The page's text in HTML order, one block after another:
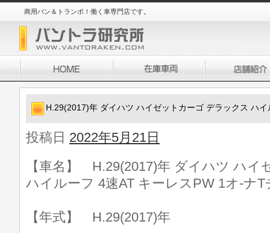
商用バン＆トランポ！働く車専門店です。
H.29(2017)年 ダイハツ ハイゼットカーゴ デラックス ハ
投稿日 2022年5月21日
【車名】 H.29(2017)年 ダイハツ ハイ
ハイルーフ 4速AT キーレスPW 1オ-ナT
【年式】 H.29(2017)年